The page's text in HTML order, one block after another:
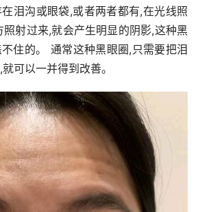
泪沟或眼袋,或者两者都有,在光线照
射过来,就会产生明显的阴影,这种黑
住的。 通常这种黑眼圈,只需要把泪
可以一并得到改善。